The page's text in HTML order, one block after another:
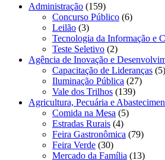
Administração (159)
Concurso Público (6)
Leilão (3)
Tecnologia da Informação e
Teste Seletivo (2)
Agência de Inovação e
Capacitação de Lideranças (5)
Iluminação Pública (27)
Vale dos Trilhos (139)
Agricultura, Pecuária e
Comida na Mesa (5)
Estradas Rurais (4)
Feira Gastronômica (79)
Feira Verde (30)
Mercado da Família (13)